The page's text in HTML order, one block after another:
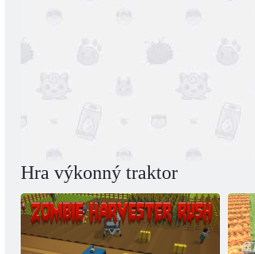
Hra výkonný traktor